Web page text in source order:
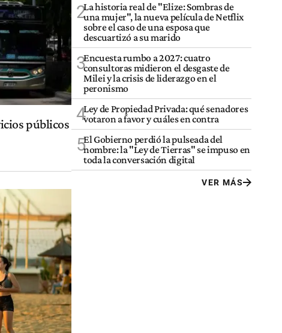
públicos
2La historia real de "Elize: Sombras de
una mujer", la nueva película de Netflix
sobre el caso de una esposa que
descuartizó a su marido
3Encuesta rumbo a 2027: cuatro
consultoras midieron el desgaste de
Milei y la crisis de liderazgo en el
peronismo
4Ley de Propiedad Privada: qué senadores
votaron a favor y cuáles en contra
5El Gobierno perdió la pulseada del
nombre: la "Ley de Tierras" se impuso en
toda la conversación digital
VER MÁS